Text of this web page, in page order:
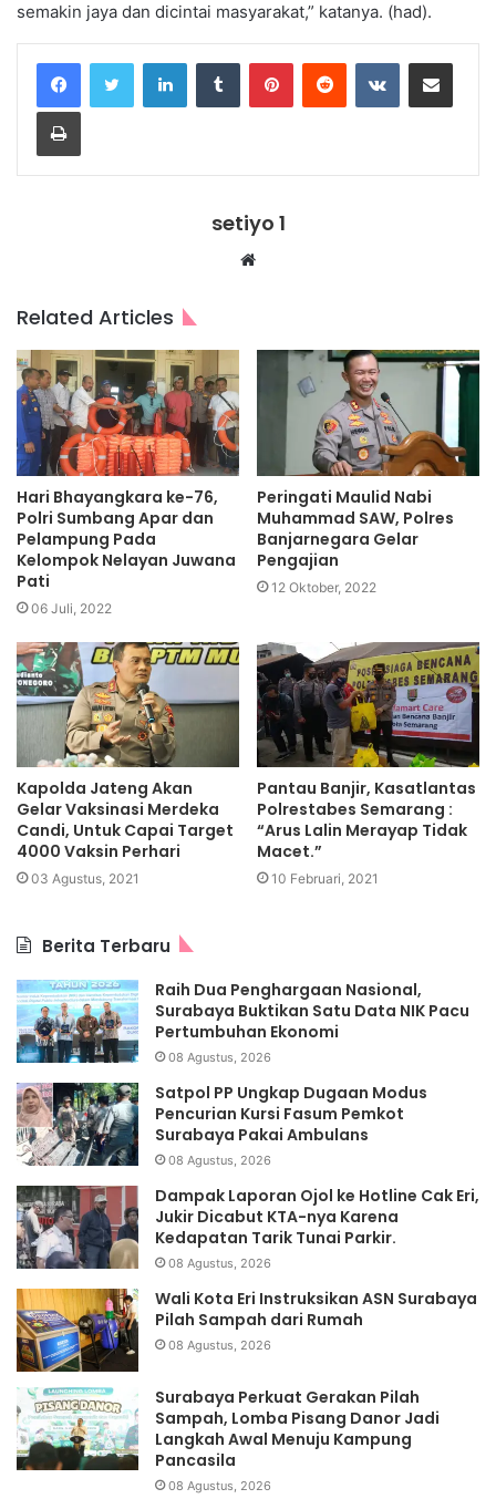
semakin jaya dan dicintai masyarakat,” katanya. (had).
LinkedInTumblr PinterestReddit VKontakteShare via Email
Print
setiyo 1
Website
Related Articles
Hari Bhayangkara ke-76,
Polri Sumbang Apar dan
Pelampung Pada
Kelompok Nelayan Juwana
Pati
06 Juli, 2022
Peringati Maulid Nabi
Muhammad SAW, Polres
Banjarnegara Gelar
Pengajian
12 Oktober, 2022
Kapolda Jateng Akan
Gelar Vaksinasi Merdeka
Candi, Untuk Capai Target
4000 Vaksin Perhari
03 Agustus, 2021
Pantau Banjir, Kasatlantas
Polrestabes Semarang :
“Arus Lalin Merayap Tidak
Macet.”
10 Februari, 2021
Berita Terbaru
Raih Dua Penghargaan Nasional,
Surabaya Buktikan Satu Data NIK Pacu
Pertumbuhan Ekonomi
08 Agustus, 2026
Satpol PP Ungkap Dugaan Modus
Pencurian Kursi Fasum Pemkot
Surabaya Pakai Ambulans
08 Agustus, 2026
Dampak Laporan Ojol ke Hotline Cak Eri,
Jukir Dicabut KTA-nya Karena
Kedapatan Tarik Tunai Parkir.
08 Agustus, 2026
Wali Kota Eri Instruksikan ASN Surabaya
Pilah Sampah dari Rumah
08 Agustus, 2026
Surabaya Perkuat Gerakan Pilah
Sampah, Lomba Pisang Danor Jadi
Langkah Awal Menuju Kampung
Pancasila
08 Agustus, 2026